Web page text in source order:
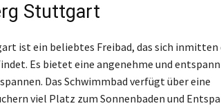
Stuttgart
ist ein beliebtes Freibad, das sich inmitten
Es bietet eine angenehme und
Das Schwimmbad verfügt über eine
viel Platz zum Sonnenbaden und